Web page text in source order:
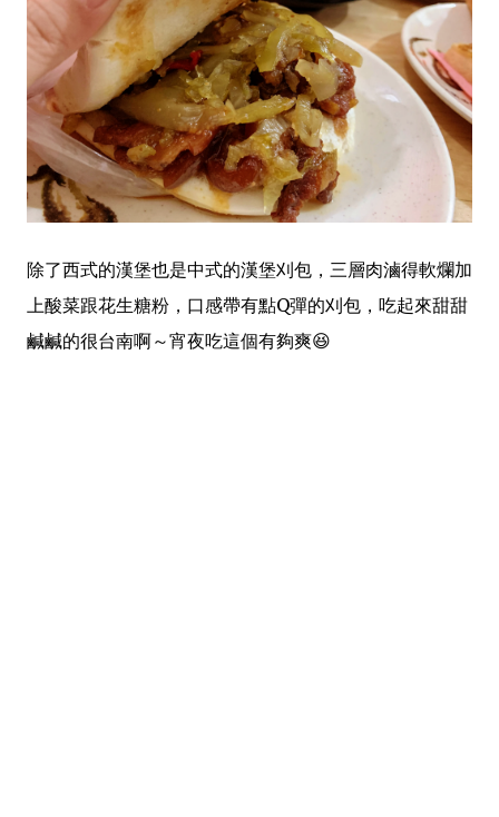
除了西式的漢堡也是中式的漢堡刈包，三層肉滷得軟爛加
上酸菜跟花生糖粉，口感帶有點Q彈的刈包，吃起來甜甜
鹹鹹的很台南啊～宵夜吃這個有夠爽😆